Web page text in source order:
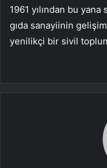
1961 yılından bu yana
gıda sanayiinin
yenilikçi bir sivil